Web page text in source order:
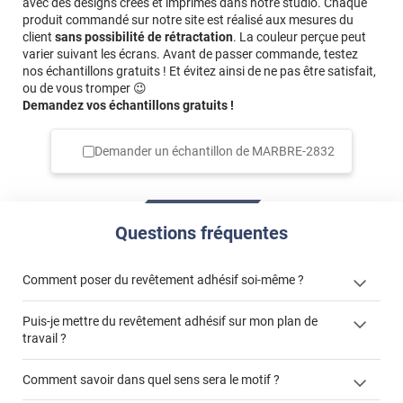
produit commandé sur notre site est réalisé aux mesures du
client sans possibilité de rétractation. La couleur perçue peut
varier suivant les écrans. Avant de passer commande, testez
nos échantillons gratuits ! Et évitez ainsi de ne pas être satisfait,
ou de vous tromper 😉
Demandez vos échantillons gratuits !
Demander un échantillon de MARBRE-2832
Questions fréquentes
Comment poser du revêtement adhésif soi-même ?
« Comment poser un revêtement adhésif ? »
Puis-je mettre du revêtement adhésif sur mon plan de
travail ?
Comment savoir dans quel sens sera le motif ?
est très réaliste . Très beau rendu . Un peu cher ,je trouve
... Mais bon . .
*****Il y a 1698 jours
Impossible de ne pas faire de bulle et de plies je suis
dégoûté je voudrais tellement tout recommencer